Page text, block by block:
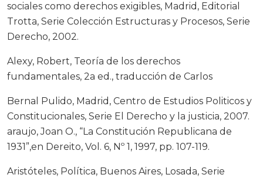
sociales como derechos exigibles, Madrid, Editorial
Trotta, Serie Colección Estructuras y Procesos, Serie
Derecho, 2002.
Alexy, Robert, Teoría de los derechos
fundamentales, 2a ed., traducción de Carlos
Bernal Pulido, Madrid, Centro de Estudios Politicos y
Constitucionales, Serie El Derecho y la justicia, 2007.
araujo, Joan O., “La Constitución Republicana de
1931”,en Dereito, Vol. 6, Nº 1, 1997, pp. 107-119.
Aristóteles, Política, Buenos Aires, Losada, Serie